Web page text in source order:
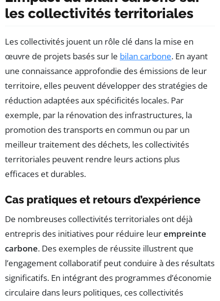
les collectivités territoriales
Les collectivités jouent un rôle clé dans la mise en
œuvre de projets basés sur le bilan carbone. En ayant
une connaissance approfondie des émissions de leur
territoire, elles peuvent développer des stratégies de
réduction adaptées aux spécificités locales. Par
exemple, par la rénovation des infrastructures, la
promotion des transports en commun ou par un
meilleur traitement des déchets, les collectivités
territoriales peuvent rendre leurs actions plus
efficaces et durables.
Cas pratiques et retours d’expérience
De nombreuses collectivités territoriales ont déjà
entrepris des initiatives pour réduire leurempreinte
carbone. Des exemples de réussite illustrent que
l’engagement collaboratif peut conduire à des résultats
significatifs. En intégrant des programmes d’économie
circulaire dans leurs politiques, ces collectivités